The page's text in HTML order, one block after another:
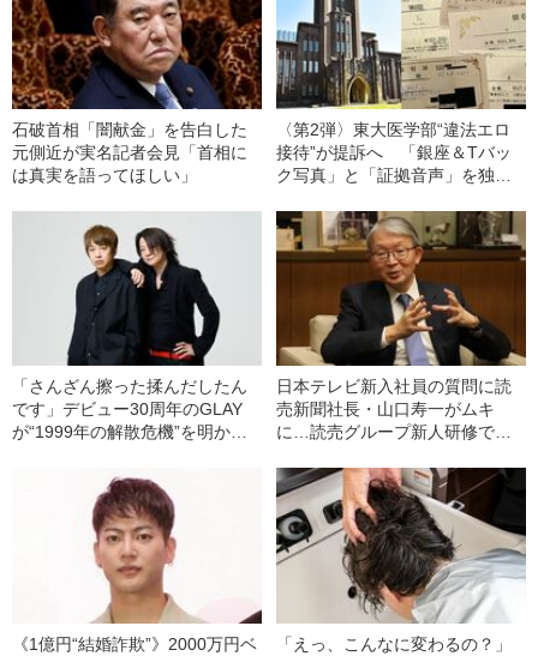
石破首相「闇献金」を告白した
元側近が実名記者会見「首相に
は真実を語ってほしい」
〈第2弾〉東大医学部“違法エロ
接待”が提訴へ 「銀座＆Tバッ
ク写真」と「証拠音声」を独占
「さんざん擦った揉んだしたん
です」デビュー30周年のGLAY
が“1999年の解散危機”を明かし
日本テレビ新入社員の質問に読
売新聞社長・山口寿一がムキ
に…読売グループ新人研修で起
《1億円“結婚詐欺”》2000万円ベ
「えっ、こんなに変わるの？」